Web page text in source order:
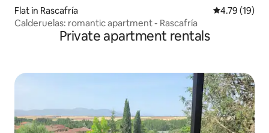
Flat in Rascafría 4.79 out of 5
4.79 (19)
Calderuelas: romantic apartment - Rascafría
Private apartment rentals